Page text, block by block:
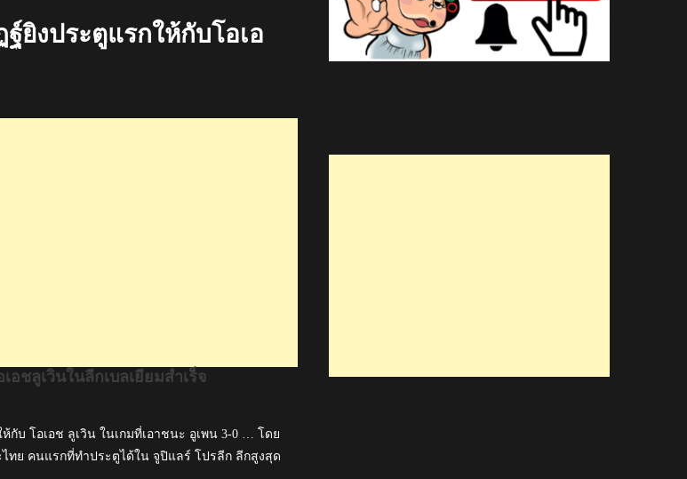
ยิงประตูแรกให้กับโอเอ
ชลูเวินในลีกเบลเยียมสำเร็จ
บ โอเอช ลูเวิน ในเกมที่เอาชนะ อูเพน 3-0 … โดย
ทย คนแรกที่ทำประตูได้ใน จูปิแลร์ โปรลีก ลีกสูงสุด